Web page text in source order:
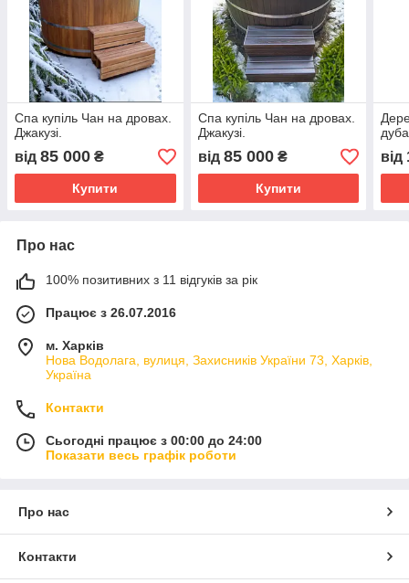
Спа купіль Чан на дровах.
Джакузі.
від 85 000 ₴
Купити
Спа купіль Чан на дровах.
Джакузі.
від 85 000₴
Купити
від
Про нас
100% позитивних з 11 відгуків за рік
Працює з 26.07.2016
м. Харків
Нова Водолага, вулиця, Захисників України 73, Харків,
Україна
Контакти
Сьогодні працює з 00:00 до 24:00
Показати весь графік роботи
Про нас
Контакти